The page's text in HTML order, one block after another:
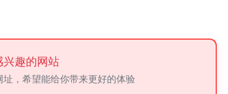
趣的网站
，希望能给你带来更好的体验